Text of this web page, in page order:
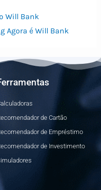
Will Bank
Agora é Will Bank
de Cartão
de Empréstimo
de Investimento